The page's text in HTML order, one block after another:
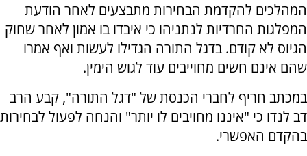
המהלכים להקדמת הבחירות מתבצעים לאחר הודעת
המפלגות החרדיות לנתניהו כי איבדו בו אמון לאחר שחוק
הגיוס לא קודם. בדגל התורה הגדילו לעשות ואף אמרו
שהם אינם חשים מחוייבים עוד לגוש הימין.
במכתב חריף לחברי הכנסת של "דגל התורה", קבע הרב
דב לנדו כי "איננו מחויבים לו יותר" והנחה לפעול לבחירות
בהקדם האפשרי.